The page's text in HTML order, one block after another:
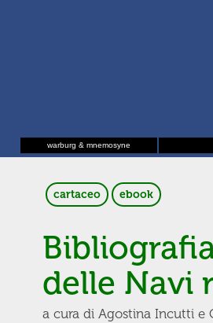
warburg & mnemosyne
cartaceo ebook
delle Navi
a cura di Agostina Incutti e